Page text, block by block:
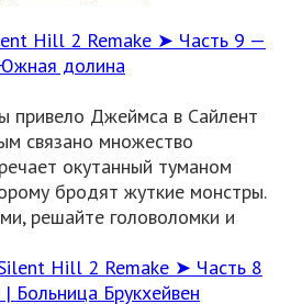
Hill 2 Remake ➤ Часть 9 —
долина
привело Джеймса в Сайлент
связано множество
окутанный туманом
бродят жуткие монстры.
решайте головоломки и